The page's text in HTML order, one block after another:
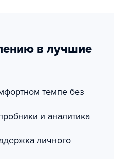
в лучшие
темпе без
и аналитика
личного